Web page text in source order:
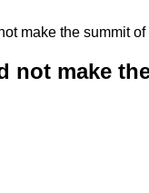
make the summit
not make